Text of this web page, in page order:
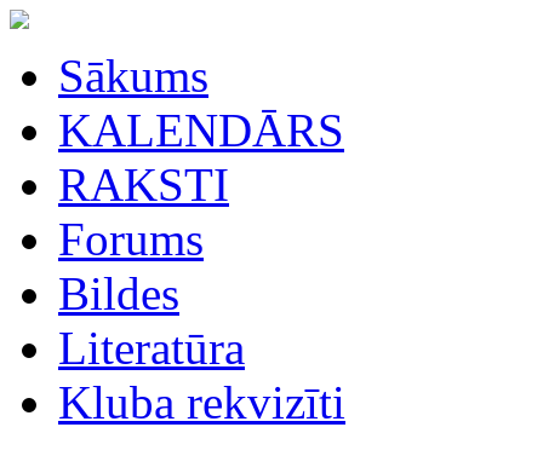
Sākums
KALENDĀRS
RAKSTI
Forums
Bildes
Literatūra
Kluba rekvizīti